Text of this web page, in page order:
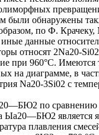
были обнаружены
по Ф.
данные
относят 2Na20-
при 960°С. Имеются
на диаграмме, в
Na20-3Si02 с
по сравнению
Ыа20—БЮ2 является
плавления